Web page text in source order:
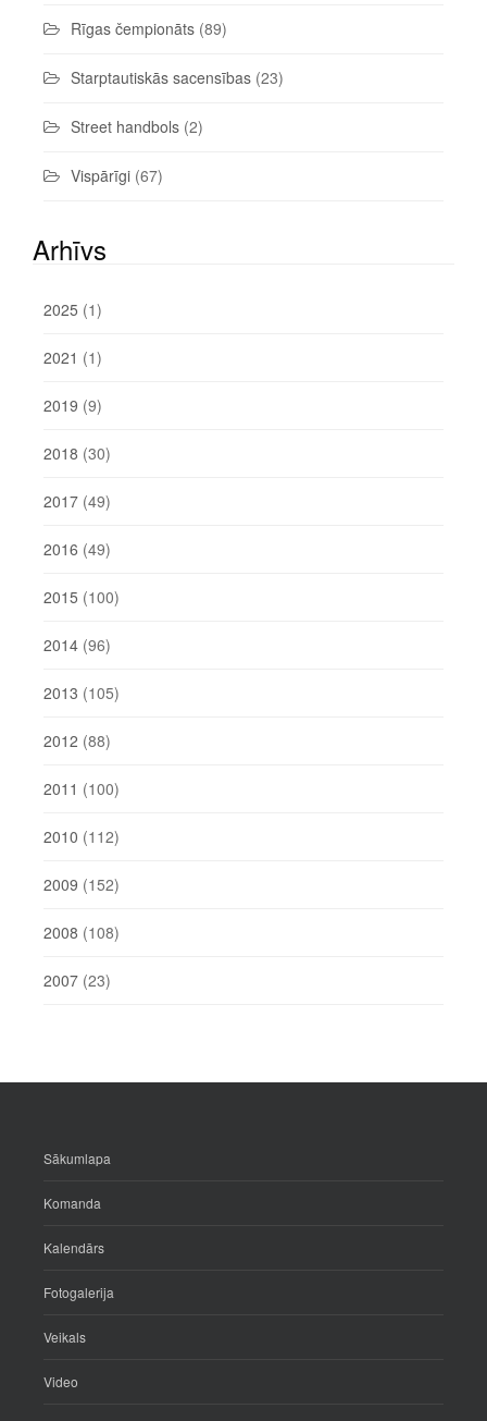
Rīgas čempionāts (89)
Starptautiskās sacensības (23)
Street handbols (2)
Vispārīgi (67)
Arhīvs
2025 (1)
2021 (1)
2019 (9)
2018 (30)
2017 (49)
2016 (49)
2015 (100)
2014 (96)
2013 (105)
2012 (88)
2011 (100)
2010 (112)
2009 (152)
2008 (108)
2007 (23)
Sākumlapa
Komanda
Kalendārs
Fotogalerija
Veikals
Video